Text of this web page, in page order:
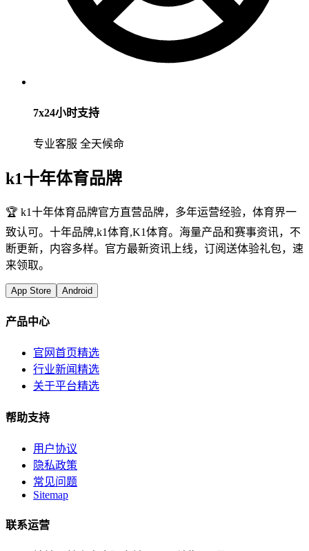
7x24小时支持
专业客服 全天候命
k1十年体育品牌
🏆 k1十年体育品牌官方直营品牌，多年运营经验，体育界一
致认可。十年品牌,k1体育,K1体育。海量产品和赛事资讯，不
断更新，内容多样。官方最新资讯上线，订阅送体验礼包，速
来领取。
App Store Android
产品中心
官网首页精选
行业新闻精选
关于平台精选
帮助支持
用户协议
隐私政策
常见问题
Sitemap
联系运营